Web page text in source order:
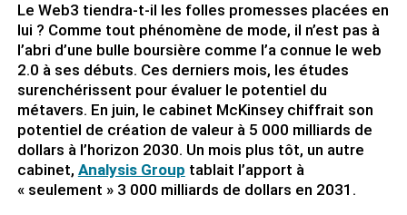
Le Web3 tiendra-t-il les folles promesses placées en
lui ? Comme tout phénomène de mode, il n’est pas à
l’abri d’une bulle boursière comme l’a connue le web
2.0 à ses débuts. Ces derniers mois, les études
surenchérissent pour évaluer le potentiel du
métavers. En juin, le cabinet McKinsey chiffrait son
potentiel de création de valeur à 5 000 milliards de
dollars à l’horizon 2030. Un mois plus tôt, un autre
cabinet, Analysis Group tablait l’apport à
« seulement » 3 000 milliards de dollars en 2031.